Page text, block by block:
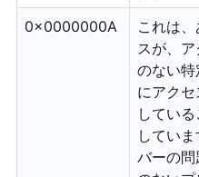
0x0000000A
これは
スが、
のない特
にアクセ
してい
してい
バーの